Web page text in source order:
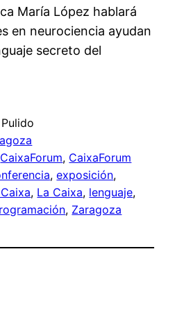
María López hablará
en neurociencia ayudan
secreto del
CaixaForum, CaixaForum
, exposición
, La Caixa, lenguaje
, Zaragoza